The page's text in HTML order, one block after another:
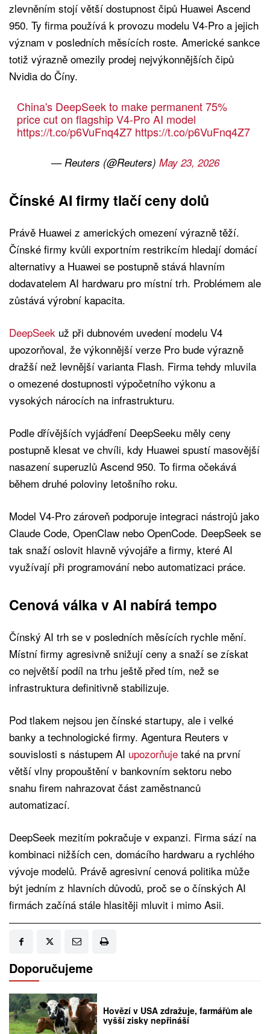
zlevněním stojí větší dostupnost čipů Huawei Ascend
950. Ty firma používá k provozu modelu V4-Pro a jejich
význam v posledních měsících roste. Americké sankce
totiž výrazně omezily prodej nejvýkonnějších čipů
Nvidia do Číny.
China's DeepSeek to make permanent 75%
price cut on flagship V4‑Pro AI model
https://t.co/p6VuFnq4Z7 https://t.co/p6VuFnq4Z7
— Reuters (@Reuters) May 23, 2026
Čínské AI firmy tlačí ceny dolů
Právě Huawei z amerických omezení výrazně těží.
Čínské firmy kvůli exportním restrikcím hledají domácí
alternativy a Huawei se postupně stává hlavním
dodavatelem AI hardwaru pro místní trh. Problémem ale
zůstává výrobní kapacita.
DeepSeek už při dubnovém uvedení modelu V4
upozorňoval, že výkonnější verze Pro bude výrazně
dražší než levnější varianta Flash. Firma tehdy mluvila
o omezené dostupnosti výpočetního výkonu a
vysokých nárocích na infrastrukturu.
Podle dřívějších vyjádření DeepSeeku měly ceny
postupně klesat ve chvíli, kdy Huawei spustí masovější
nasazení superuzlů Ascend 950. To firma očekává
během druhé poloviny letošního roku.
Model V4-Pro zároveň podporuje integraci nástrojů jako
Claude Code, OpenClaw nebo OpenCode. DeepSeek se
tak snaží oslovit hlavně vývojáře a firmy, které AI
využívají při programování nebo automatizaci práce.
Cenová válka v AI nabírá tempo
Čínský AI trh se v posledních měsících rychle mění.
Místní firmy agresivně snižují ceny a snaží se získat
co největší podíl na trhu ještě před tím, než se
infrastruktura definitivně stabilizuje.
Pod tlakem nejsou jen čínské startupy, ale i velké
banky a technologické firmy. Agentura Reuters v
souvislosti s nástupem AI upozorňuje také na první
větší vlny propouštění v bankovním sektoru nebo
snahu firem nahrazovat část zaměstnanců
automatizací.
DeepSeek mezitím pokračuje v expanzi. Firma sází na
kombinaci nižších cen, domácího hardwaru a rychlého
vývoje modelů. Právě agresivní cenová politika může
být jedním z hlavních důvodů, proč se o čínských AI
firmách začíná stále hlasitěji mluvit i mimo Asii.
Doporučujeme
Hovězí v USA zdražuje, farmářům ale
vyšší zisky nepřináší